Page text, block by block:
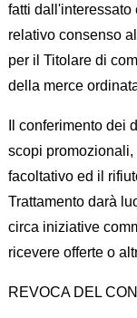
fatti dall'interessato
relativo consenso
per il Titolare di
della merce
Il conferimento dei
scopi
facoltativo ed il
Trattamento darà
circa iniziative
ricevere offerte o
REVOCA DEL